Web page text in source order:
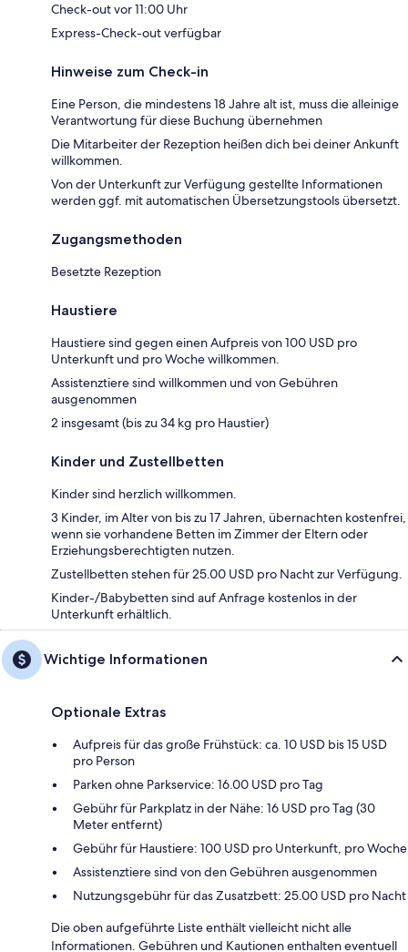
Check-out vor 11:00 Uhr
Express-Check-out verfügbar
Hinweise zum Check-in
Eine Person, die mindestens 18 Jahre alt ist, muss die alleinige
Verantwortung für diese Buchung übernehmen
Die Mitarbeiter der Rezeption heißen dich bei deiner Ankunft
willkommen.
Von der Unterkunft zur Verfügung gestellte Informationen
werden ggf. mit automatischen Übersetzungstools übersetzt.
Zugangsmethoden
Besetzte Rezeption
Haustiere
Haustiere sind gegen einen Aufpreis von 100 USD pro
Unterkunft und pro Woche willkommen.
Assistenztiere sind willkommen und von Gebühren
ausgenommen
2 insgesamt (bis zu 34 kg pro Haustier)
Kinder und Zustellbetten
Kinder sind herzlich willkommen.
3 Kinder, im Alter von bis zu 17 Jahren, übernachten kostenfrei,
wenn sie vorhandene Betten im Zimmer der Eltern oder
Erziehungsberechtigten nutzen.
Zustellbetten stehen für 25.00 USD pro Nacht zur Verfügung.
Kinder-/Babybetten sind auf Anfrage kostenlos in der
Unterkunft erhältlich.
Wichtige Informationen
Optionale Extras
Aufpreis für das große Frühstück: ca. 10 USD bis 15 USD
pro Person
Parken ohne Parkservice: 16.00 USD pro Tag
Gebühr für Parkplatz in der Nähe: 16 USD pro Tag (30
Meter entfernt)
Gebühr für Haustiere: 100 USD pro Unterkunft, pro Woche
Assistenztiere sind von den Gebühren ausgenommen
Nutzungsgebühr für das Zusatzbett: 25.00 USD pro Nacht
Die oben aufgeführte Liste enthält vielleicht nicht alle
Informationen. Gebühren und Kautionen enthalten eventuell